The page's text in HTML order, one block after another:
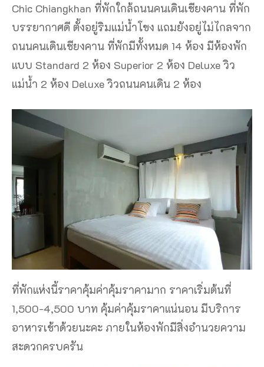
Chic Chiangkhan ที่พักใกล้ถนนคนเดินเชียงคาน ที่พัก
บรรยากาศดี ตั้งอยู่ริมแม่น้ำโขง แถมยังอยู่ไม่ไกลจาก
ถนนคนเดินเชียงคาน ที่พักมีทั้งหมด 14 ห้อง มีห้องพัก
แบบ Standard 2 ห้อง Superior 2 ห้อง Deluxe วิว
แม่น้ำ 2 ห้อง Deluxe วิวถนนคนเดิน 2 ห้อง
ที่พักแห่งนี้ราคาคุ้มค่าคุ้มราคามาก ราคาเริ่มต้นที่
1,500-4,500 บาท คุ้มค่าคุ้มราคาแน่นอน มีบริการ
อาหารเช้าด้วยนะคะ ภายในห้องพักมีสิ่งอำนวยความ
สะดวกครบครัน